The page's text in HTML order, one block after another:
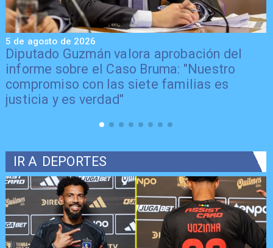
Diputado Guzmán valora aprobación del
informe sobre el Caso Bruma: "Nuestro
compromiso con las siete familias es
justicia y es verdad"
5 de agosto de 2026
IR A DEPORTES